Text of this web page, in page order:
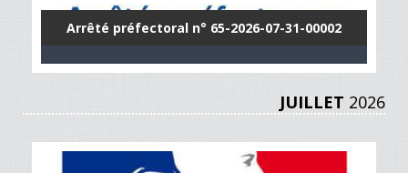
Arrêté préfectoral n° 65-2026-07-31-00002
JUILLET 2026